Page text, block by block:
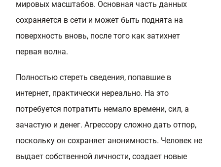
мировых масштабов. Основная часть данных
сохраняется в сети и может быть поднята на
поверхность вновь, после того как затихнет
первая волна.
Полностью стереть сведения, попавшие в
интернет, практически нереально. На это
потребуется потратить немало времени, сил, а
зачастую и денег. Агрессору сложно дать отпор,
поскольку он сохраняет анонимность. Человек не
выдает собственной личности, создает новые